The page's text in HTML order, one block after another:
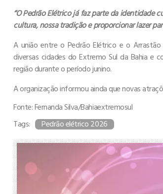
“O Pedrão Elétrico já faz parte da identidade
cultura, nossa tradição e proporcionar lazer
A união entre o Pedrão Elétrico e o
diversas cidades do Extremo Sul da Bahia e
região durante o período junino.
A organização informou ainda que novas
Fonte: Fernanda Silva/Bahiaextremosul
Tags:
Pedrão elétrico 2026